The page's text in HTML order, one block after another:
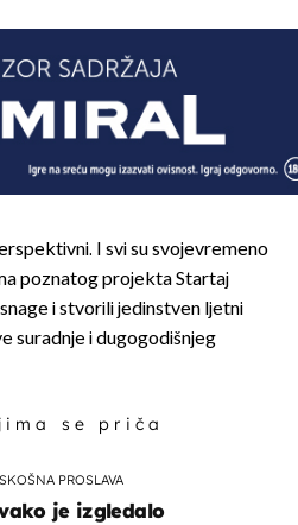
I svi su svojevremeno
poznatog projekta Startaj
i stvorili jedinstven ljetni
suradnje i dugogodišnjeg
se priča
PROSLAVA
je izgledalo